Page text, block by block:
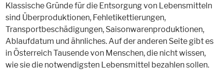
Klassische Gründe für die Entsorgung von Lebensmitteln
sind Überproduktionen, Fehletikettierungen,
Transportbeschädigungen, Saisonwarenproduktionen,
Ablaufdatum und ähnliches. Auf der anderen Seite gibt es
in Österreich Tausende von Menschen, die nicht wissen,
wie sie die notwendigsten Lebensmittel bezahlen sollen.